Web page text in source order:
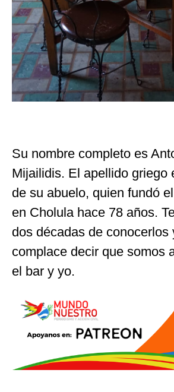
Su nombre completo es
Mijailidis. El apellido griego
de su abuelo, quien fundó
en Cholula hace 78 años.
dos décadas de conocerlos
complace decir que somos
el bar y yo.